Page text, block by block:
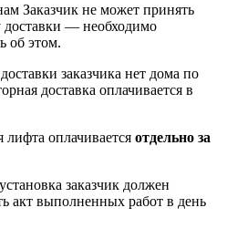
Заказчик не может принять
доставки — необходимо
об этом.
заказчика нет дома по
доставка оплачивается в
оплачивается отдельно за
заказчик должен
акт выполненных работ в день